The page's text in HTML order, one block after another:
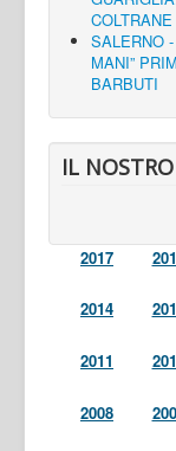
SALERNO
MANI”
BARBUTI
IL
2017
2014
2011
2008